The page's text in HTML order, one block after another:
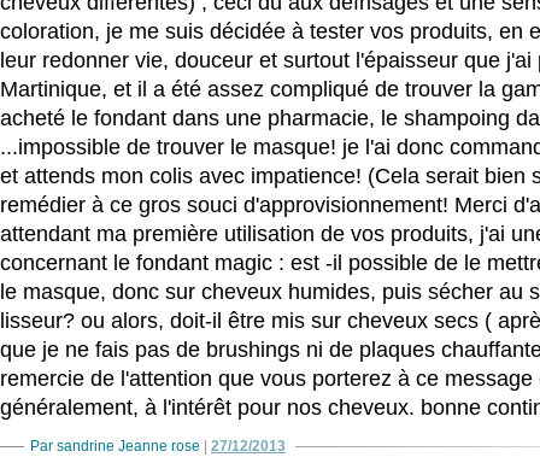
coloration, je me suis décidée à tester vos produits, en
leur redonner vie, douceur et surtout l'épaisseur que
Martinique, et il a été assez compliqué de trouver la
acheté le fondant dans une pharmacie, le shampoing
...impossible de trouver le masque! je l'ai donc
et attends mon colis avec impatience! (Cela serait bien
remédier à ce gros souci d'approvisionnement! Merci
attendant ma première utilisation de vos produits, j'ai
concernant le fondant magic : est -il possible de le
le masque, donc sur cheveux humides, puis sécher au
lisseur? ou alors, doit-il être mis sur cheveux secs (
que je ne fais pas de brushings ni de plaques
remercie de l'attention que vous porterez à ce message
généralement, à l'intérêt pour nos cheveux. bonne
Par sandrine Jeanne rose 27/12/2013